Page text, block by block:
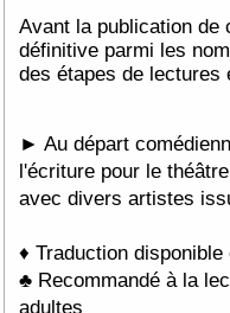
Avant la publication de
définitive parmi les
des étapes de
► Au départ
l'écriture pour le
avec divers artistes
♦ Traduction
♣ Recommandé à la
adultes